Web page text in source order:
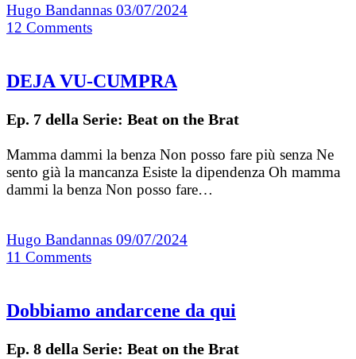
Hugo Bandannas 03/07/2024
12 Comments
DEJA VU-CUMPRA
Ep. 7 della Serie: Beat on the Brat
Mamma dammi la benza Non posso fare più senza Ne
sento già la mancanza Esiste la dipendenza Oh mamma
dammi la benza Non posso fare…
Hugo Bandannas 09/07/2024
11 Comments
Dobbiamo andarcene da qui
Ep. 8 della Serie: Beat on the Brat